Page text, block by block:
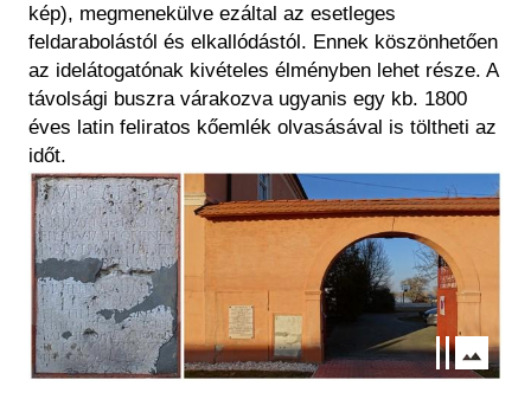
kép), megmenekülve ezáltal az esetleges
feldarabolástól és elkallódástól. Ennek köszönhetően
az idelátogatónak kivételes élményben lehet része. A
távolsági buszra várakozva ugyanis egy kb. 1800
éves latin feliratos kőemlék olvasásával is töltheti az
időt.
Kép